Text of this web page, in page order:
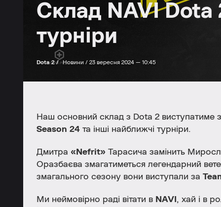
Склад NAVI Dota
турніри
Dota 2 / Новини / 23 вересня 2024 — 10:45
Наш основний склад з Dota 2 виступатиме
Season 24 та інші найближчі турніри.
Дмитра «Nefrit» Тарасича замінить
Оразбаєва змагатиметься легендарний
змагального сезону вони виступали за
Ми неймовірно раді вітати в NAVI , хай і в